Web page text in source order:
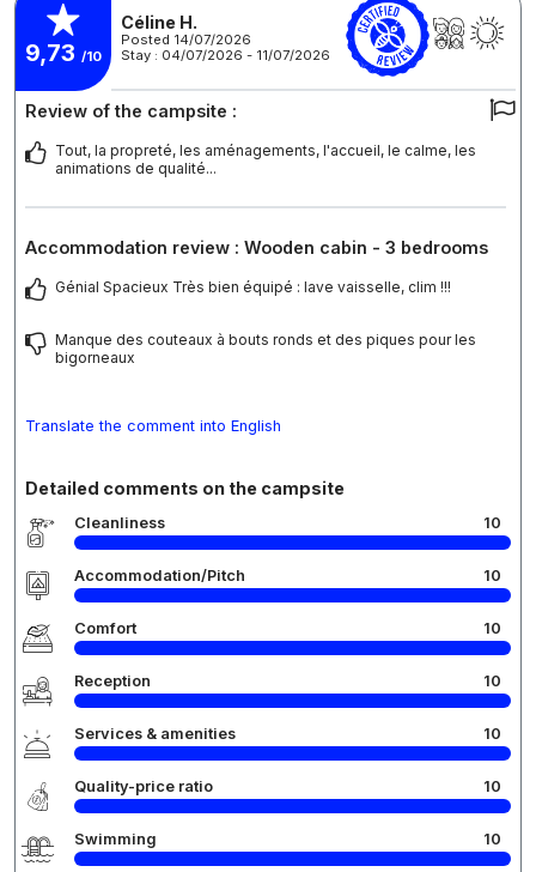
9,73 /10
Céline H.
Posted 14/07/2026
Stay : 04/07/2026 - 11/07/2026
Review of the campsite :
Tout, la propreté, les aménagements, l'accueil, le calme, les
animations de qualité...
Accommodation review : Wooden cabin - 3 bedrooms
Génial Spacieux Très bien équipé : lave vaisselle, clim !!!
Manque des couteaux à bouts ronds et des piques pour les
bigorneaux
Translate the comment into English
Detailed comments on the campsite
Cleanliness 10
Accommodation/Pitch 10
Comfort 10
Reception 10
Services & amenities 10
Quality-price ratio 10
Swimming 10